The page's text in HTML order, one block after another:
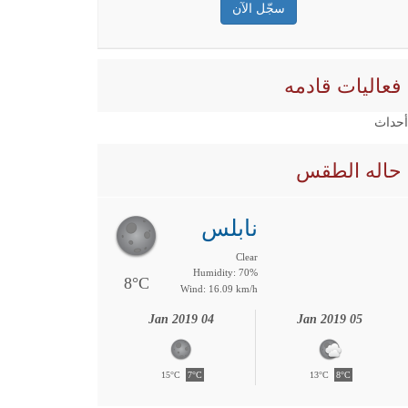
فعاليات قادمه
أحداث
حاله الطقس
8°C
نابلس
Clear
Humidity: 70%
Wind: 16.09 km/h
04 Jan 2019
15°C 7°C
05 Jan 2019
13°C 8°C